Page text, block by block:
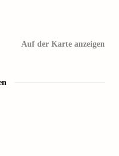
Auf der Karte anzeigen